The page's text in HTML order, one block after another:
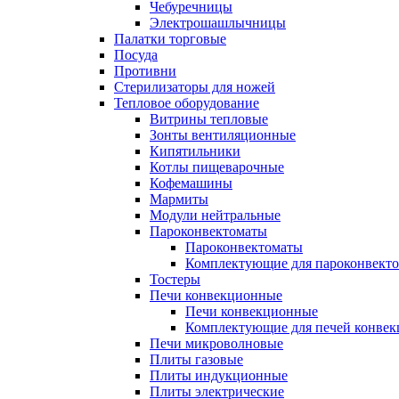
Чебуречницы
Электрошашлычницы
Палатки торговые
Посуда
Противни
Стерилизаторы для ножей
Тепловое оборудование
Витрины тепловые
Зонты вентиляционные
Кипятильники
Котлы пищеварочные
Кофемашины
Мармиты
Модули нейтральные
Пароконвектоматы
Пароконвектоматы
Комплектующие для
Тостеры
Печи конвекционные
Печи конвекционные
Комплектующие для печей
Печи микроволновые
Плиты газовые
Плиты индукционные
Плиты электрические